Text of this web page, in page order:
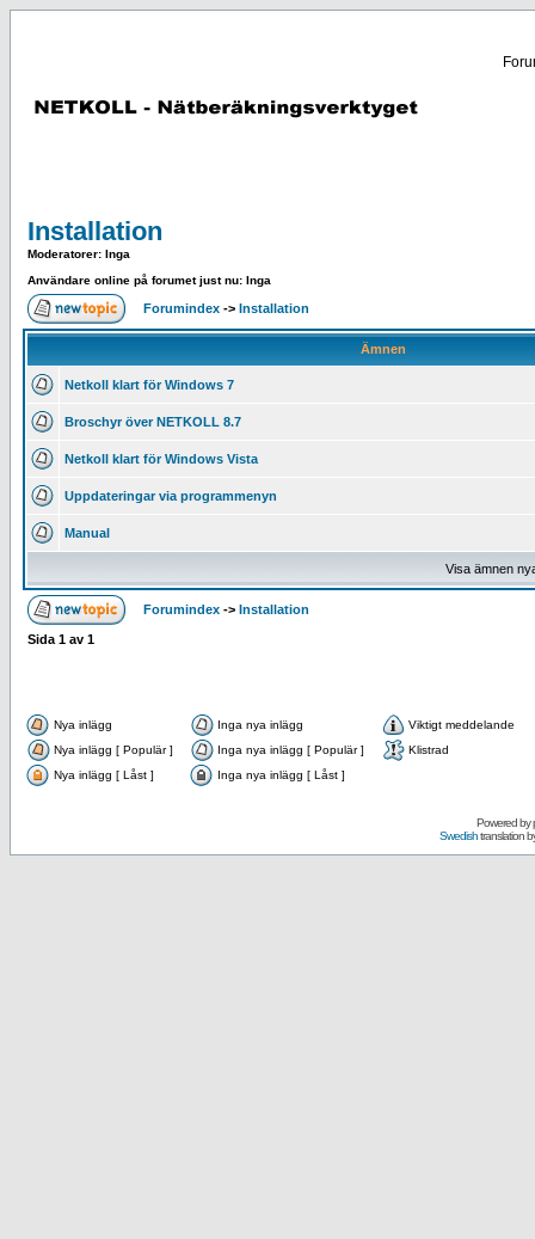
Installation
Moderatorer: Inga
Användare online på forumet just nu: Inga
Forumindex -> Installation
Ämnen
Netkoll klart för Windows 7
Broschyr över NETKOLL 8.7
Netkoll klart för Windows Vista
Uppdateringar via programmenyn
Manual
Visa ämnen
Forumindex -> Installation
Sida 1 av 1
Nya inlägg Inga nya inlägg
Viktigt meddelande
Nya inlägg [ Populär ]
Inga nya inlägg [ Populär ]
Klistrad
Nya inlägg [ Låst ]
Inga nya inlägg [ Låst ]
Powered by
Swedishtranslation